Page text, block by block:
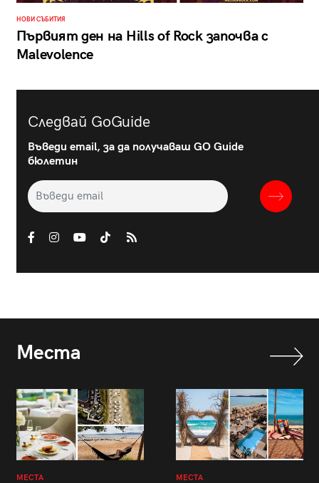
НОВИ СЪБИТИЯ
Първият ден на Hills of Rock започва с
Malevolence
Следвай GoGuide
Въведи email, за да получаваш GO Guide
бюлетин
Места
МЕСТА МЕСТА